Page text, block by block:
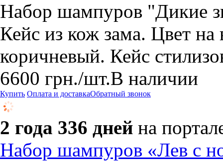
Набор шампуров "Дикие
Кейс из кож зама. Цвет
коричневый. Кейс
6600 грн./шт.В наличии
Купить Оплата и доставкаОбратный звонок
2 года 336 дней на
Набор шампуров «Лев с